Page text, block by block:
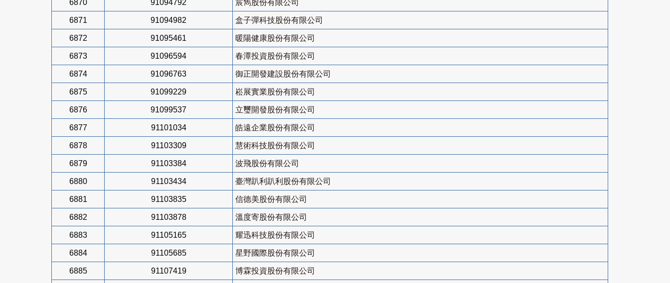
6870 91094792 宸雋股份有限公司
6871 91094982 盒子彈科技股份有限公司
6872 91095461 暖陽健康股份有限公司
6873 91096594 春潭投資股份有限公司
6874 91096763 御正開發建設股份有限公司
6875 91099229 崧展實業股份有限公司
6876 91099537 立璽開發股份有限公司
6877 91101034 皓遠企業股份有限公司
6878 91103309 慧術科技股份有限公司
6879 91103384 波飛股份有限公司
6880 91103434 臺灣趴利趴利股份有限公司
6881 91103835 信德美股份有限公司
6882 91103878 溫度寄股份有限公司
6883 91105165 耀迅科技股份有限公司
6884 91105685 星野國際股份有限公司
6885 91107419 博霖投資股份有限公司